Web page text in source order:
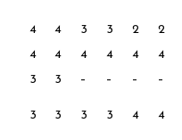
4 4 3 3 2
2
4 4 4 4 4
4
3 3 – – – –
3 3 3 3 4 4